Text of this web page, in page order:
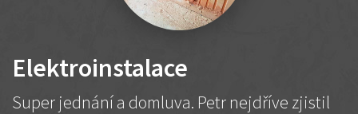
Elektroinstalace
Super jednání a domluva. Petr nejdříve zjistil